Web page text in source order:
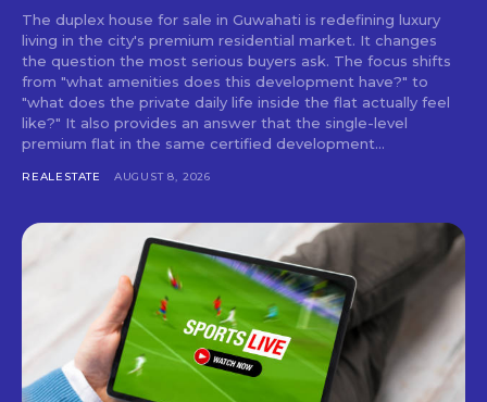
The duplex house for sale in Guwahati is redefining luxury
living in the city's premium residential market. It changes
the question the most serious buyers ask. The focus shifts
from "what amenities does this development have?" to
"what does the private daily life inside the flat actually feel
like?" It also provides an answer that the single-level
premium flat in the same certified development...
REALESTATE AUGUST 8, 2026